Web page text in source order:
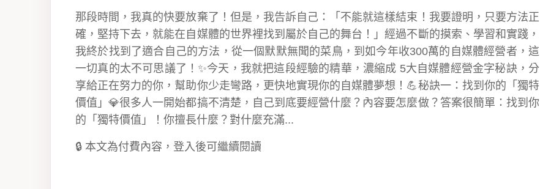
那段時間，我真的快要放棄了！但是，我告訴自己：「不能就這樣結束！我要證明，只要方法正
確，堅持下去，就能在自媒體的世界裡找到屬於自己的舞台！」經過不斷的摸索、學習和實踐，
我終於找到了適合自己的方法，從一個默默無聞的菜鳥，到如今年收300萬的自媒體經營者，這
一切真的太不可思議了！✨今天，我就把這段經驗的精華，濃縮成 5大自媒體經營金字秘訣，分
享給正在努力的你，幫助你少走彎路，更快地實現你的自媒體夢想！💪秘訣一：找到你的「獨特
價值」💎很多人一開始都搞不清楚，自己到底要經營什麼？內容要怎麼做？答案很簡單：找到你
的「獨特價值」！你擅長什麼？對什麼充滿...
🔒 本文為付費內容，登入後可繼續閱讀